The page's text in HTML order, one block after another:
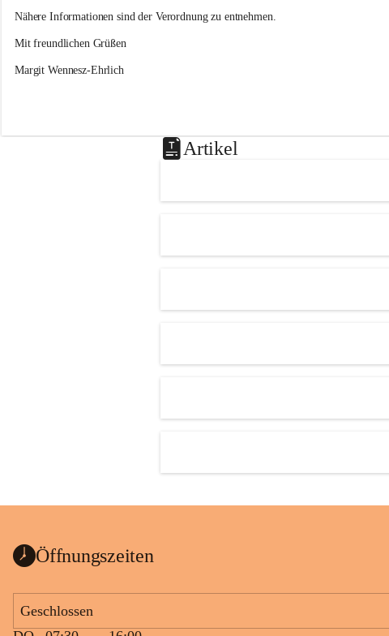
Nähere Informationen sind der Verordnung zu entnehmen.
Mit freundlichen Grüßen
Margit Wennesz-Ehrlich
Artikel
Öffnungszeiten
Geschlossen